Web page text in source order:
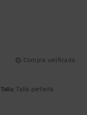
Compra verificada
Talla: Talla perfecta